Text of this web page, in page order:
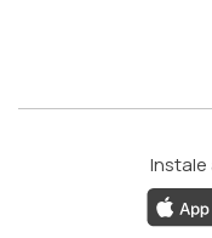
Instale